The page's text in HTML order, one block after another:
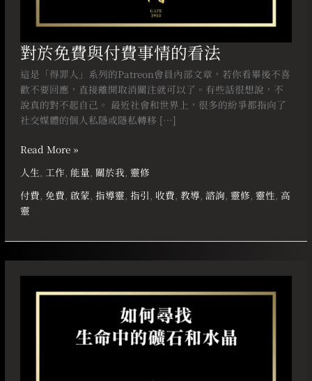
對於免費與付費事情的看法
這是「得罪人」系列的Patreon會員內部文章，若你看畢後不喜
歡不要回應，直接離開取消關注就可以了。有些話很想說，不
說真的對不起自己。 最近社會和世界上，很多的紛爭都指向了
社交媒體的個人私隱或隱私轉移 […]
Read More »
人生,工作, 能量, 關於我,靈修
付費,免費, 啟蒙,指導靈,指引 , 收費,教導,諮詢,靈修,靈性, 高
靈